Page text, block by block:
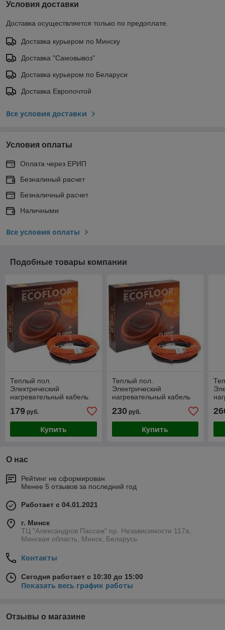
Условия доставки
Доставка осуществляется только по предоплате.
Доставка курьером по Минску
Доставка "Самовывоз"
Доставка курьером по Беларуси
Доставка Европочтой
Все условия доставки
Условия оплаты
Оплата через ЕРИП
Безналиный расчет
Безналичный расчет
Наличными
Все условия оплаты
Подобные товары компании
Теплый пол.
Электрический
нагревательный кабель
ADSV 18160 - 160Вт -
8,5м/п
179 руб.
Купить
Теплый пол.
Электрический
нагревательный кабель
18260 - 260Вт - 14,5м/п
230руб.
Купить
О нас
Рейтинг не сформирован
Менее 5 отзывов за последний год
Работает с 04.01.2021
г. Минск
ТЦ "Александров Пассаж" пр. Независимости 117а,
Минская область, Минск, Беларусь
Контакты
Сегодня работает с 10:30 до 15:00
Показать весь график работы
Отзывы о магазине